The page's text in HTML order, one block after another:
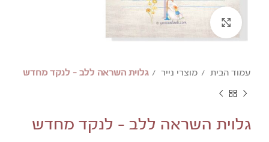
להגדלת התמונה לחצו
עמוד הבית מוצרי נייר גלוית השראה ללב – לנקד מחדש
גלוית השראה ללב – לנקד מחדש